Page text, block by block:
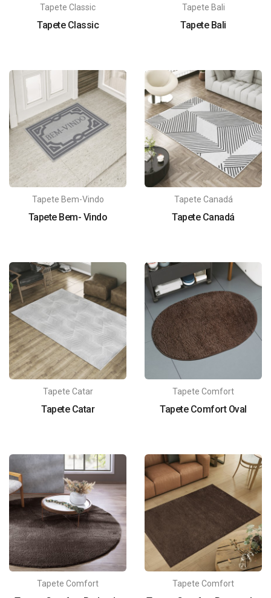
Tapete Classic
Tapete Classic
Tapete Bali
Tapete Bali
Tapete Bem-Vindo
Tapete Bem- Vindo
Tapete Canadá
Tapete Canadá
Tapete Catar
Tapete Catar
Tapete Comfort
Tapete Comfort Oval
Tapete Comfort Tapete Comfort